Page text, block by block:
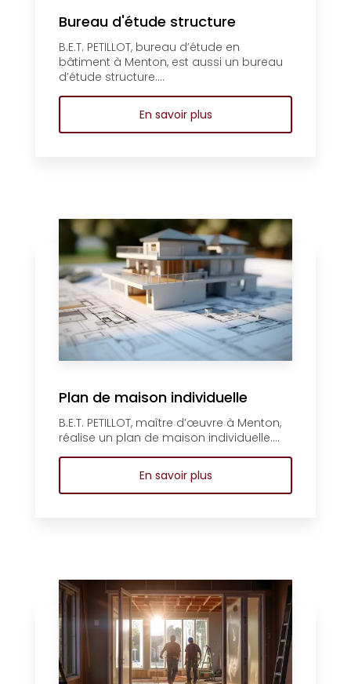
Bureau d'étude structure
B.E.T. PETILLOT, bureau d’étude en
bâtiment à Menton, est aussi un bureau
d’étude structure....
En savoir plus
Plan de maison individuelle
B.E.T. PETILLOT, maître d’œuvre à Menton,
réalise un plan de maison individuelle....
En savoir plus